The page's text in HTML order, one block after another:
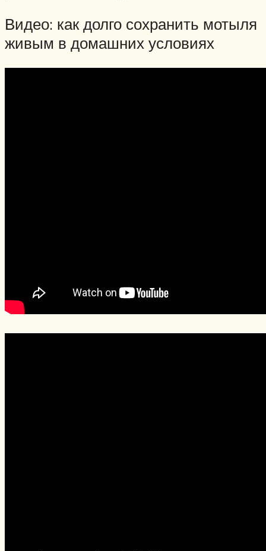
Видео: как долго сохранить мотыля
живым в домашних условиях